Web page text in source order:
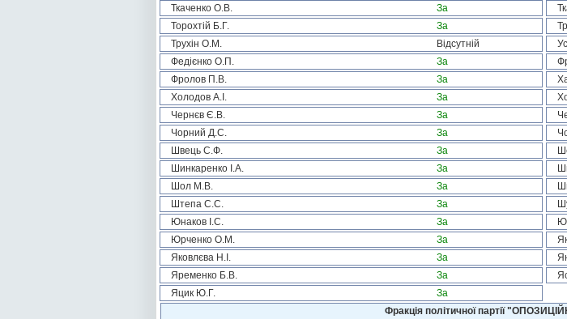
Ткаченко О.В.
За
Торохтій Б.Г.
За
Трухін О.М.
Відсутній
Федієнко О.П.
За
Фролов П.В.
За
Холодов А.І.
За
Чернєв Є.В.
За
Чорний Д.С.
За
Швець С.Ф.
За
Шинкаренко І.А.
За
Шол М.В.
За
Штепа С.С.
За
Юнаков І.С.
За
Юрченко О.М.
За
Яковлєва Н.І.
За
Яременко Б.В.
За
Яцик Ю.Г.
За
Фракція політичної партії